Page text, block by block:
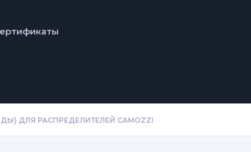
ДЛЯ РАСПРЕДЕЛИТЕЛЕЙ CAMOZZI